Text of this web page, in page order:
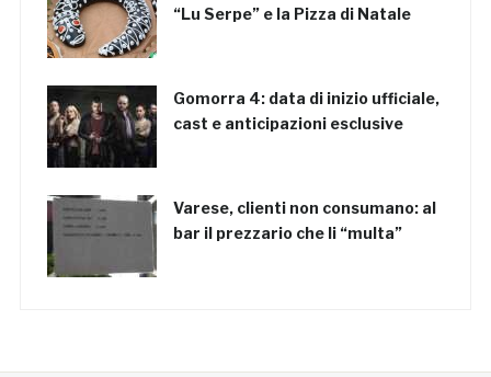
“Lu Serpe” e la Pizza di Natale
Gomorra 4: data di inizio ufficiale,
cast e anticipazioni esclusive
Varese, clienti non consumano: al
bar il prezzario che li “multa”